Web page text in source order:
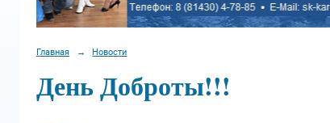
Главная → Новости
День Доброты!!!